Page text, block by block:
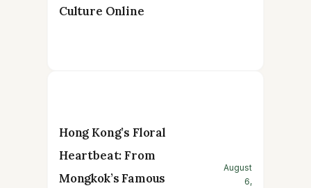
Culture Online
Hong Kong’s Floral
Heartbeat: From
Mongkok’s Famous
August
6,